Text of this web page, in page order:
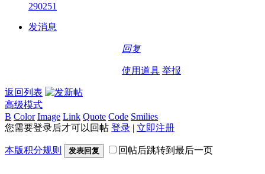
290251
发消息
回复
使用道具 举报
返回列表
高级模式
B Color Image Link Quote Code Smilies
您需要登录后才可以回帖 登录 | 立即注册
本版积分规则 发表回复 回帖后跳转到最后一页